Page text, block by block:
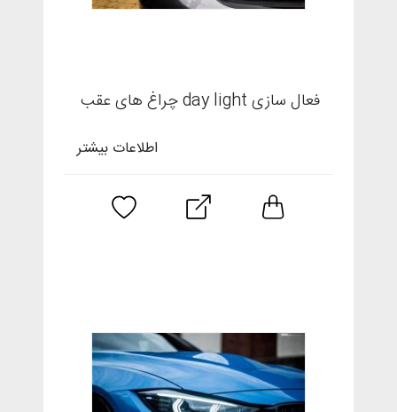
فعال سازی day light چراغ های عقب
اطلاعات بیشتر